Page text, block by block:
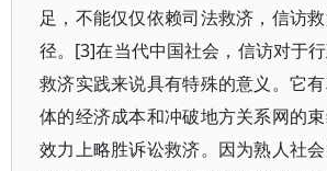
足，不能仅仅依赖司法救济，信访
径。[3]在当代中国社会，信访对于
救济实践来说具有特殊的意义。它
体的经济成本和冲破地方关系网的
效力上略胜诉讼救济。因为熟人社会